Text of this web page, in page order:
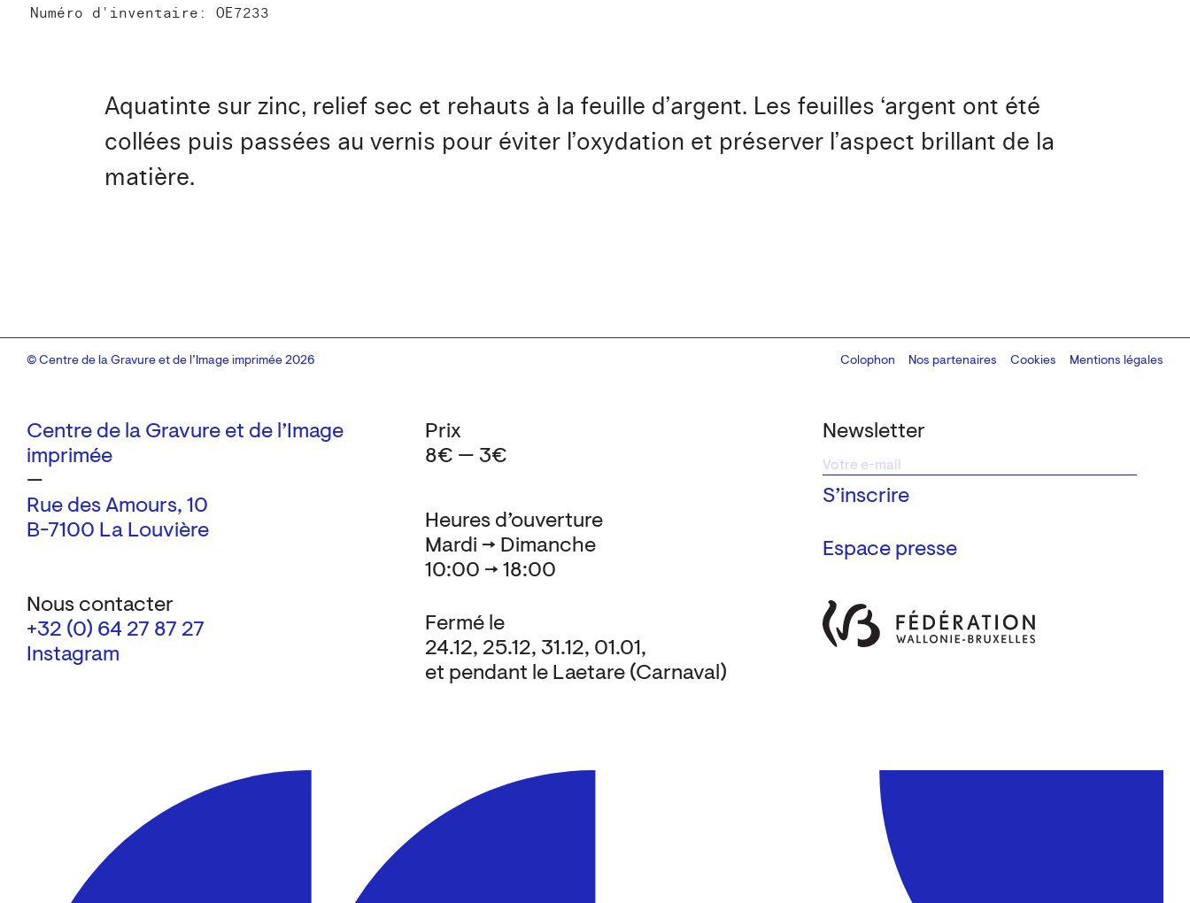
Numéro d'inventaire: OE7233
Aquatinte sur zinc, relief sec et rehauts à la feuille d’argent. Les feuilles ‘argent ont été
collées puis passées au vernis pour éviter l’oxydation et préserver l’aspect brillant de la
matière.
Centre de la Gravure et de l’Image
imprimée
—
Rue des Amours, 10
B-7100 La Louvière
Nous contacter
+32 (0) 64 27 87 27
Instagram
Newsletter
Espace presse
Heures d’ouverture
Mardi → Dimanche
10:00 → 18:00
Fermé le
24.12, 25.12, 31.12, 01.01,
et pendant le Laetare (Carnaval)
Prix
8€ — 3€
© Centre de la Gravure et de l’Image imprimée 2026 Colophon
Design:Marcel Kaczmarek, code:8080.studio
Nos partenaires Cookies Mentions légales